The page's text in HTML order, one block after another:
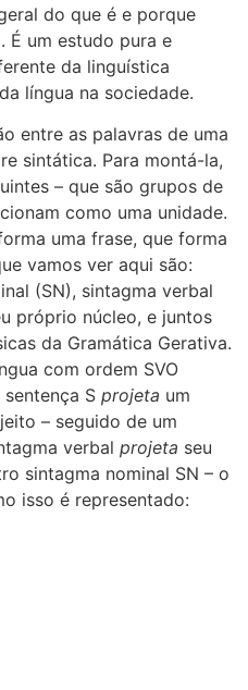
do que é e porque
É um estudo pura e
da linguística
língua na sociedade.
entre as palavras de uma
sintática. Para montá-la,
– que são grupos de
como uma unidade.
uma frase, que forma
vamos ver aqui são:
(SN), sintagma verbal
próprio núcleo, e juntos
da Gramática Gerativa.
com ordem SVO
S projeta um
– seguido de um
verbal projeta seu
sintagma nominal SN – o
isso é representado: